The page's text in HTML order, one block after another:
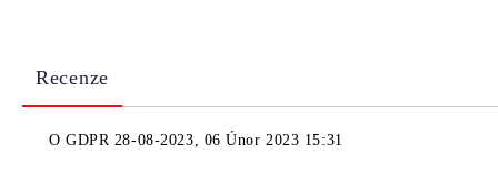
Recenze
OGDPR 28-08-2023, 06 Únor 2023 15:31